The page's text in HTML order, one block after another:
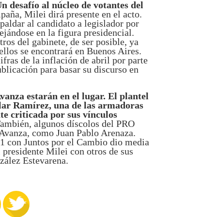
desafío al núcleo de votantes del
Milei dirá presente en el acto.
al candidato a legislador por
en la figura presidencial.
del gabinete, de ser posible, ya
se encontrará en Buenos Aires.
de la inflación de abril por parte
para basar su discurso en
estarán en el lugar. El plantel
Ramírez, una de las armadoras
criticada por sus vínculos
algunos díscolos del PRO
como Juan Pablo Arenaza.
con Juntos por el Cambio dio media
Milei con otros de sus
Estevarena.